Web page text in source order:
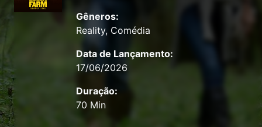
Gêneros:
Reality, Comédia
Data de Lançamento:
17/06/2026
Duração:
70 Min